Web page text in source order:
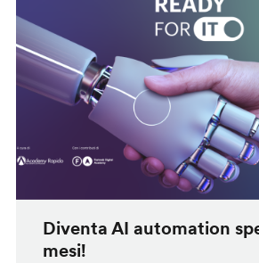
Diventa AI automation
mesi!